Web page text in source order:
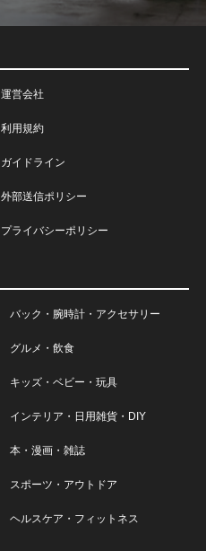
運営会社
利用規約
ガイドライン
外部送信ポリシー
プライバシーポリシー
バック・腕時計・アクセサリー
グルメ・飲食
キッズ・ベビー・玩具
インテリア・日用雑貨・DIY
本・漫画・雑誌
スポーツ・アウトドア
ヘルスケア・フィットネス